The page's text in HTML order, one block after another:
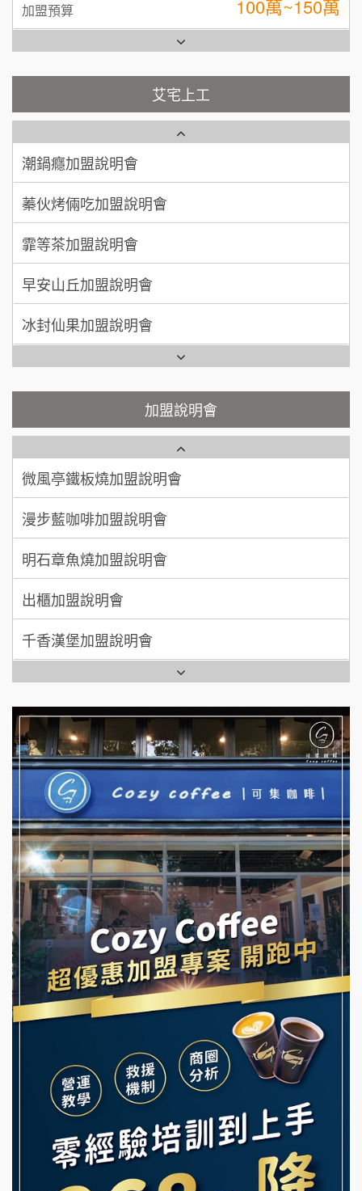
加盟預算 100萬 ~ 200萬
吳 先生/小姐 屏東縣
加盟預算 100萬~200萬
周 先生/小姐 台北
加盟預算 100萬 ~150萬
徐 先生/小姐 新北市
加盟預算
何 先生/小姐
加盟預算
呂 先生/小姐
加盟預算 200萬~400萬
顏 先生/小姐 台北市
廖 先生/小姐 高雄市
加盟預算
艾宅上工
NU PASTA義大利麵加盟說明會
潮鍋癮加盟說明會
蓁伙烤倆吃加盟說明會
霏等茶加盟說明會
早安山丘加盟說明會
冰封仙果加盟說明會
Ramble Café 漫步藍咖啡加盟說明會
微風亭鐵板燒加盟說明會
【曉妍美妝】誠徵行政櫃檯
自助洗衣店誠徵代洗收送人員(台中市)
MUSHEN徵SPA美容芳療師
日十。早午食加盟說明會
拾鑶火鍋加盟說明會
全家加盟說明會
台灣G湯加盟說明會
彭富貴加盟說明會
NU PASTA義大利麵加盟說明會
潮鍋癮加盟說明會
蓁伙烤倆吃加盟說明會
霏等茶加盟說明會
早安山丘加盟說明會
冰封仙果加盟說明會
Ramble Café 漫步藍咖啡加盟說明會
微風亭鐵板燒加盟說明會
鮮茶道加盟說明會
【曉妍美妝】誠徵行政櫃檯
自助洗衣店誠徵代洗收送人員(台中市)
加盟說明會
藍象廷泰式火鍋加盟說明會
日十。早午食加盟說明會
上宇林加盟說明會
莫尼早餐Morni加盟說明會
手作功夫茶加盟說明會
SHARE TEA歇腳亭加盟說明會
潮味決-湯滷專門店加盟說明會
鮮茶道加盟說明會
微風亭鐵板燒加盟說明會
漫步藍咖啡加盟說明會
明石章魚燒加盟說明會
出櫃加盟說明會
千香漢堡加盟說明會
七盞茶加盟說明會
拉亞漢堡加盟說明會
杜芳子古味茶鋪加盟說明會
優握握×酸奶大獅加盟說明會
冬城門加盟說明會
拾鑶火鍋加盟說明會
阿性情趣無人販售所加盟明會
龍涎居好湯加盟說明會
舒油頭加盟說明會
韓金量加盟說明會
Mr.Wish加盟說明會
白鬍泡泡 BOHO POPO加盟說明會
雞咕雞咕加盟說明會